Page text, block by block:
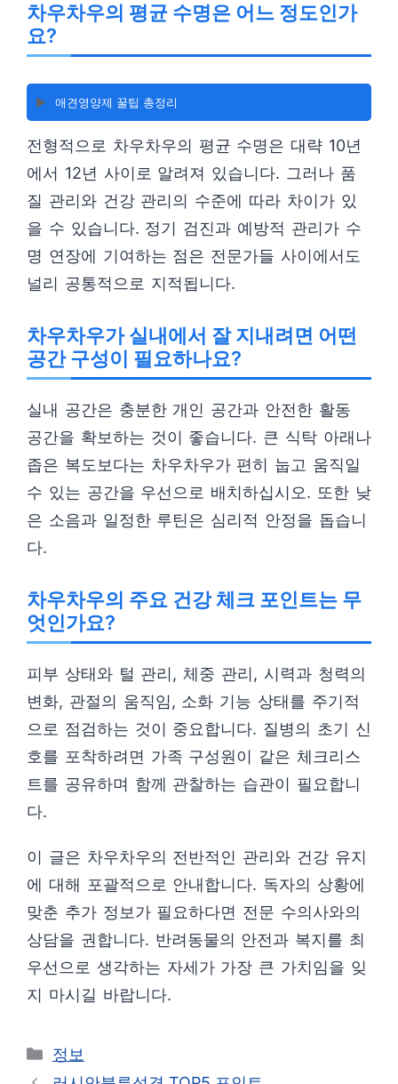
차우차우의 평균 수명은 어느 정도인가
요?
▶️ 애견영양제 꿀팁 총정리
전형적으로 차우차우의 평균 수명은 대략 10년
에서 12년 사이로 알려져 있습니다. 그러나 품
질 관리와 건강 관리의 수준에 따라 차이가 있
을 수 있습니다. 정기 검진과 예방적 관리가 수
명 연장에 기여하는 점은 전문가들 사이에서도
널리 공통적으로 지적됩니다.
차우차우가 실내에서 잘 지내려면 어떤
공간 구성이 필요하나요?
실내 공간은 충분한 개인 공간과 안전한 활동
공간을 확보하는 것이 좋습니다. 큰 식탁 아래나
좁은 복도보다는 차우차우가 편히 눕고 움직일
수 있는 공간을 우선으로 배치하십시오. 또한 낮
은 소음과 일정한 루틴은 심리적 안정을 돕습니
다.
차우차우의 주요 건강 체크 포인트는 무
엇인가요?
피부 상태와 털 관리, 체중 관리, 시력과 청력의
변화, 관절의 움직임, 소화 기능 상태를 주기적
으로 점검하는 것이 중요합니다. 질병의 초기 신
호를 포착하려면 가족 구성원이 같은 체크리스
트를 공유하며 함께 관찰하는 습관이 필요합니
다.
이 글은 차우차우의 전반적인 관리와 건강 유지
에 대해 포괄적으로 안내합니다. 독자의 상황에
맞춘 추가 정보가 필요하다면 전문 수의사와의
상담을 권합니다. 반려동물의 안전과 복지를 최
우선으로 생각하는 자세가 가장 큰 가치임을 잊
지 마시길 바랍니다.
카
테
정보